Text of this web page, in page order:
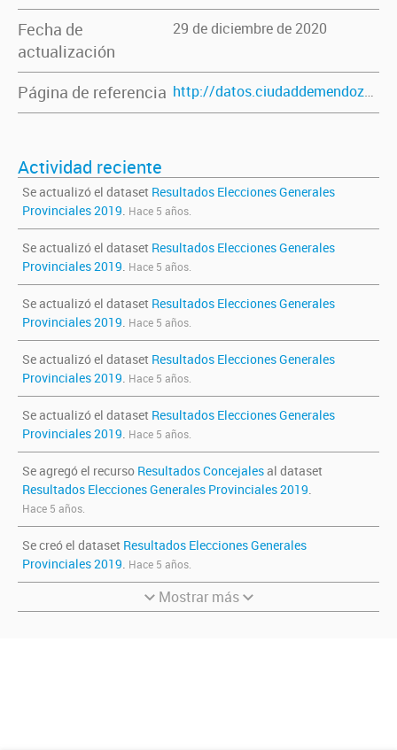
Fecha de
actualización
29 de diciembre de 2020
Página de referencia http://datos.ciudaddemendoza.gob.ar/dataset/resultados-generales-2019
Actividad reciente
Se actualizó el dataset Resultados Elecciones Generales
Provinciales 2019. Hace 5 años.
Se actualizó el dataset Resultados Elecciones Generales
Provinciales 2019. Hace 5 años.
Se actualizó el dataset Resultados Elecciones Generales
Provinciales 2019. Hace 5 años.
Se actualizó el dataset Resultados Elecciones Generales
Provinciales 2019. Hace 5 años.
Se actualizó el dataset Resultados Elecciones Generales
Provinciales 2019. Hace 5 años.
Se agregó el recurso Resultados Concejalesal dataset
Resultados Elecciones Generales Provinciales 2019.
Hace 5 años.
Se creó el dataset Resultados Elecciones Generales
Provinciales 2019. Hace 5 años.
Mostrar más